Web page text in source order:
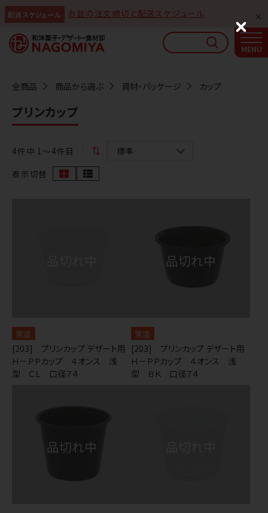
配送スケジュール お盆の注文締切と配送スケジュール
全商品 商品から選ぶ 資材・パッケージ カップ
プリンカップ
4件中 1〜4件目
表示切替
常温
[203] プリンカップ デザート用
Ｈ－ＰＰカップ ４オンス 浅
型 ＣＬ 口径７４
常温
[203] プリンカップ デザート用
Ｈ－ＰＰカップ ４オンス 浅
型 ＢＫ 口径７４
なごみやAIガイド
AIがなごみやの使い方をお答えします
C
l
o